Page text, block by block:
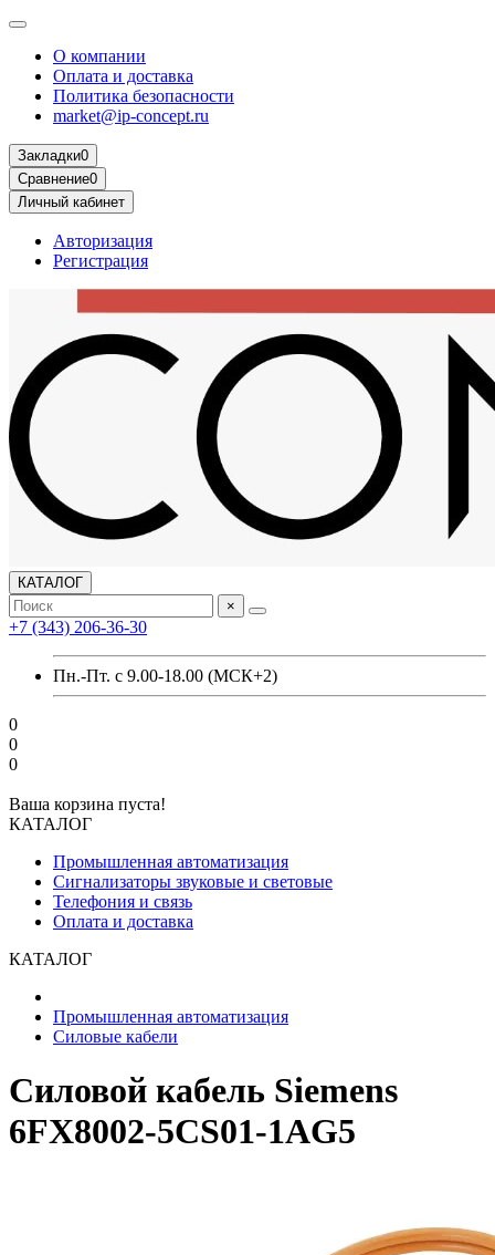
О компании
Оплата и доставка
Политика безопасности
market@ip-concept.ru
Закладки0
Сравнение0
Личный кабинет
Авторизация
Регистрация
КАТАЛОГ
×
+7 (343) 206-36-30
Пн.-Пт. с 9.00-18.00 (МСК+2)
0
0
0
Ваша корзина пуста!
КАТАЛОГ
Промышленная автоматизация
Сигнализаторы звуковые и световые
Телефония и связь
Оплата и доставка
КАТАЛОГ
Промышленная автоматизация
Силовые кабели
Силовой кабель Siemens
6FX8002-5CS01-1AG5